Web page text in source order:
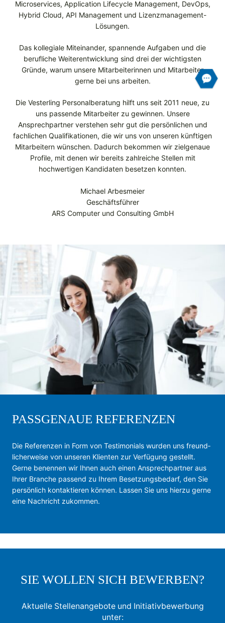
Microservices, Application Lifecycle Management, DevOps,
Hybrid Cloud, API Management und Lizenzmanagement-
Lösungen.
Das kollegiale Miteinander, spannende Aufgaben und die
berufliche Weiterentwicklung sind drei der wichtigsten
Gründe, warum unsere Mitarbeiterinnen und Mitarbeiter
gerne bei uns arbeiten.
Die Vesterling Personalberatung hilft uns seit 2011 neue, zu
uns passende Mitarbeiter zu gewinnen. Unsere
Ansprechpartner verstehen sehr gut die persönlichen und
fachlichen Qualifikationen, die wir uns von unseren künftigen
Mitarbeitern wünschen. Dadurch bekommen wir zielgenaue
Profile, mit denen wir bereits zahlreiche Stellen mit
hochwertigen Kandidaten besetzen konnten.
Michael Arbesmeier
Geschäftsführer
ARS Computer und Consulting GmbH
PASSGENAUE REFERENZEN
Die Re­fe­ren­zen in Form von Tes­ti­mo­ni­als wur­den uns freund­
li­cher­wei­se von un­se­ren Kli­en­ten zur Ver­fü­gung ge­stellt.
Gerne be­nen­nen wir Ih­nen auch ei­nen An­sprech­part­ner aus
Ih­rer Bran­che passend zu Ihrem Besetzungsbedarf, den Sie
per­sön­lich kon­tak­tie­ren kön­nen. Lassen Sie uns hierzu gerne
eine Nachricht zukommen.
SIE WOLLEN SICH BEWERBEN?
Aktuelle Stellenangebote und Initiativbewerbung
unter: